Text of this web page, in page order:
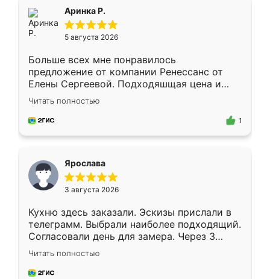
Аринка Р.
5 августа 2026
Больше всех мне понравилось
предложение от компании Ренессанс от
Елены Сергеевой. Подходяшщая цена и
короткие сроки изготовления. Приехавший
для замера сотрудник Владислав
предложил по моему эскизу самый
Читать полностью
1
Ярослава
3 августа 2026
Кухню здесь заказали. Эскизы прислали в
телеграмм. Выбрали наиболее подходящий.
Согласовали день для замера. Через 3
недели кухня была уже готова. Остались
довольны работой. Спасибо Ренессанс
мебель за качественную работу!
Читать полностью